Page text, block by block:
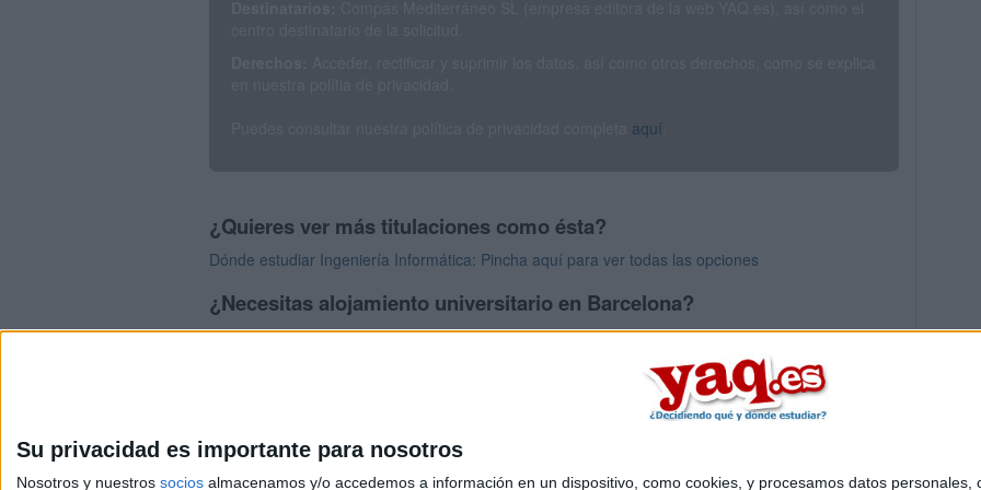
Su privacidad es importante para nosotros
Nosotros y nuestros socios almacenamos y/o accedemos a información en un dispositivo, como cookies, y procesamos datos
aquí
¿Quieres ver más titulaciones como ésta?
Dónde estudiar Ingeniería Informática: Pincha aquí para ver todas las opciones
¿Necesitas alojamiento universitario en Barcelona?
>> Residencias de estudiantes y colegios mayores en Barcelona